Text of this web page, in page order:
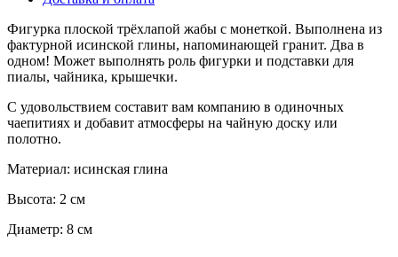
Фигурка плоской трёхлапой жабы с монеткой. Выполнена из
фактурной исинской глины, напоминающей гранит. Два в
одном! Может выполнять роль фигурки и подставки для
пиалы, чайника, крышечки.
С удовольствием составит вам компанию в одиночных
чаепитиях и добавит атмосферы на чайную доску или
полотно.
Материал: исинская глина
Высота: 2 см
Диаметр: 8 см